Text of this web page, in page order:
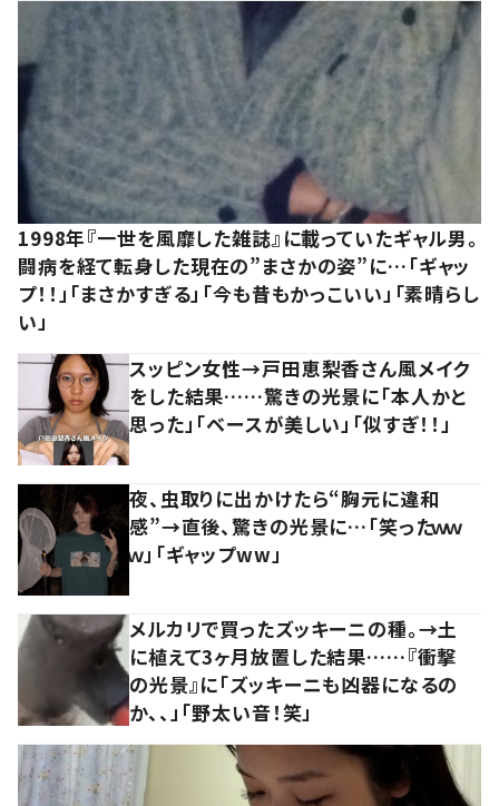
1998年『一世を風靡した雑誌』に載っていたギャル男。
闘病を経て転身した現在の”まさかの姿”に…「ギャッ
プ！！」「まさかすぎる」「今も昔もかっこいい」「素晴らし
い」
スッピン女性→戸田恵梨香さん風メイク
をした結果……驚きの光景に「本人かと
思った」「ベースが美しい」「似すぎ！！」
夜、虫取りに出かけたら“胸元に違和
感”→直後、驚きの光景に…「笑ったｗｗ
ｗ」「ギャップww」
メルカリで買ったズッキーニの種。→土
に植えて3ヶ月放置した結果……『衝撃
の光景』に「ズッキーニも凶器になるの
か、、」「野太い音！笑」